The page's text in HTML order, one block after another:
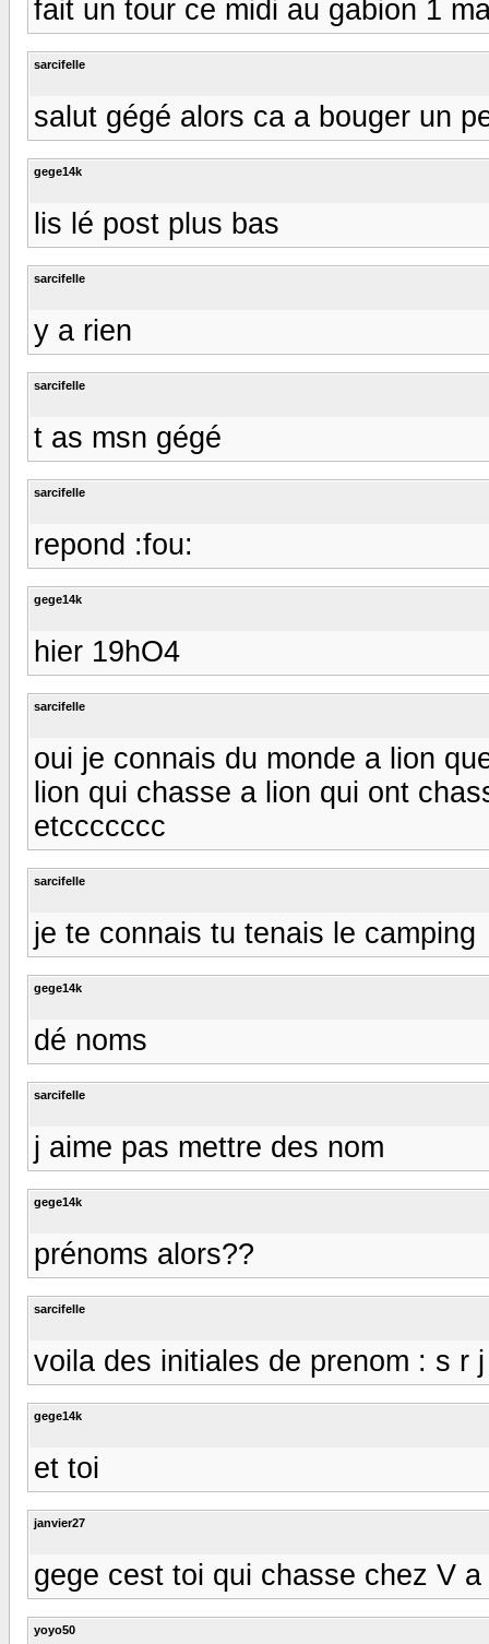
fait un tour ce midi au gabion 1
sarcifelle
salut gégé alors ca a bouger un
gege14k
lis lé post plus bas
sarcifelle
y a rien
sarcifelle
t as msn gégé
sarcifelle
repond :fou:
gege14k
hier 19hO4
sarcifelle
oui je connais du monde a lion
lion qui chasse a lion qui ont
etccccccc
sarcifelle
je te connais tu tenais le camping
gege14k
dé noms
sarcifelle
j aime pas mettre des nom
gege14k
prénoms alors??
sarcifelle
voila des initiales de prenom : s r
gege14k
et toi
janvier27
gege cest toi qui chasse chez V
yoyo50